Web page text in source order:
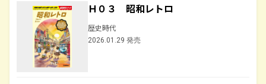
Ｈ０３ 昭和レトロ
歴史時代
2026.01.29 発売